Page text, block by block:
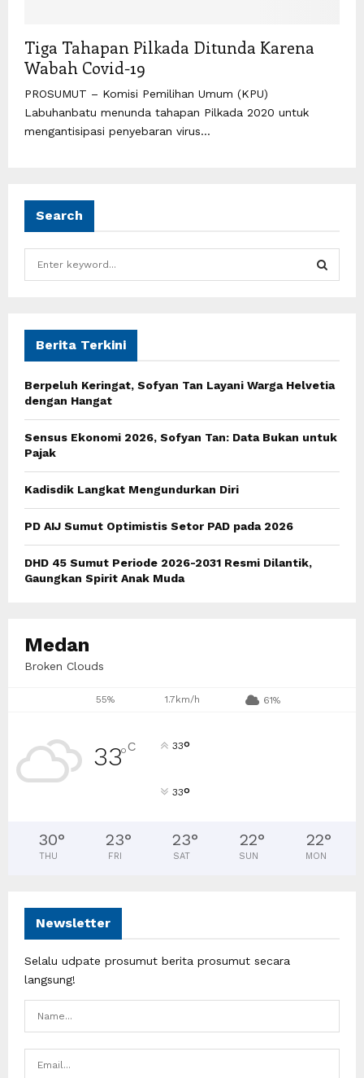
Tiga Tahapan Pilkada Ditunda Karena
Wabah Covid-19
PROSUMUT – Komisi Pemilihan Umum (KPU)
Labuhanbatu menunda tahapan Pilkada 2020 untuk
mengantisipasi penyebaran virus...
Search
f
r
Berita Terkini
Berpeluh Keringat, Sofyan Tan Layani Warga Helvetia
dengan Hangat
Sensus Ekonomi 2026, Sofyan Tan: Data Bukan untuk
Pajak
Kadisdik Langkat Mengundurkan Diri
PD AIJ Sumut Optimistis Setor PAD pada 2026
DHD 45 Sumut Periode 2026-2031 Resmi Dilantik,
Gaungkan Spirit Anak Muda
Medan
Broken Clouds
55% 1.7km/h 61%
33°C 33°
33°
30°
THU
23°
FRI
23°
SAT
22°
SUN
22°
MON
Newsletter
Selalu udpate prosumut berita prosumut secara
langsung!